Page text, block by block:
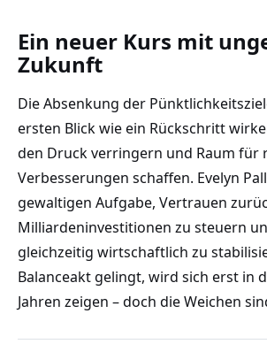
Ein neuer Kurs mit
Zukunft
Die Absenkung der
ersten Blick wie ein Rückschritt
den Druck verringern und Raum für
Verbesserungen schaffen. Evelyn
gewaltigen Aufgabe, Vertrauen
Milliardeninvestitionen zu steuern
gleichzeitig wirtschaftlich zu
Balanceakt gelingt, wird sich erst in
Jahren zeigen – doch die Weichen